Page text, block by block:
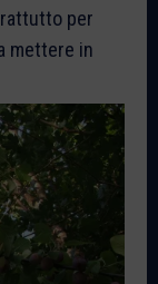
per
mettere in